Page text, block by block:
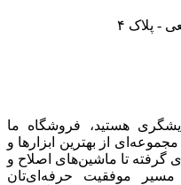
- پلاک ۴
هستید، فروشگاه ما
از بهترین ابزارها و
گرفته تا ماشین‌های اصلاح و
مسیر موفقیت حرفه‌ای‌تان